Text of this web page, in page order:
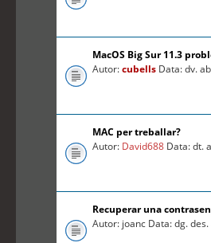
MacOS Big Sur 11.3
Autor:cubells Data: dv.
MAC per treballar?
Autor: David688 Data: dt.
Recuperar una
Autor: joanc Data: dg.